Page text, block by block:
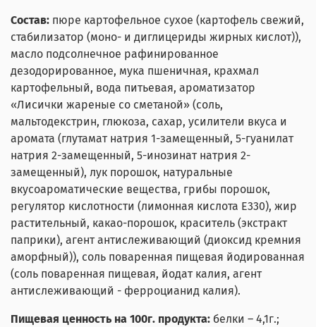
Состав: пюре картофельное сухое (картофель свежий,
стабилизатор (моно- и диглицериды жирных кислот)),
масло подсолнечное рафинированное
дезодорированное, мука пшеничная, крахмал
картофельный, вода питьевая, ароматизатор
«Лисички жареные со сметаной» (соль,
мальтодекстрин, глюкоза, сахар, усилители вкуса и
аромата (глутамат натрия 1-замещенный, 5-гуанилат
натрия 2-замещенный, 5-инозинат натрия 2-
замещенный), лук порошок, натуральные
вкусоароматические вещества, грибы порошок,
регулятор кислотности (лимонная кислота Е330), жир
растительный, какао-порошок, краситель (экстракт
паприки), агент антислеживающий (диоксид кремния
аморфный)), соль поваренная пищевая йодированная
(соль поваренная пищевая, йодат калия, агент
антислеживающий - ферроцианид калия).
Пищевая ценность на 100г. продукта: белки – 4,1г.;